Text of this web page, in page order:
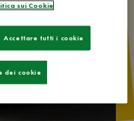
sui Cookie
Accettare tutti i cookie
dei cookie